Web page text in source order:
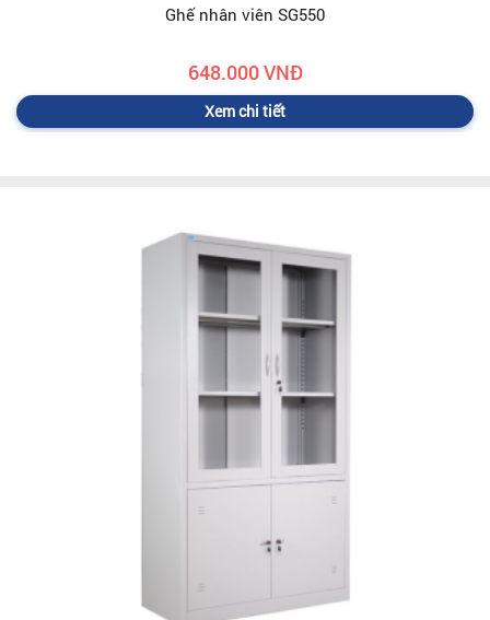
Ghế nhân viên SG550
648.000 VNĐ
Xem chi tiết